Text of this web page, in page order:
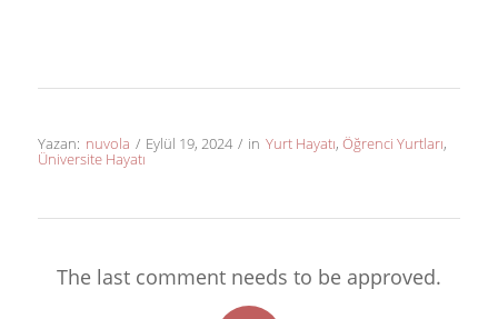
Yazan: nuvola / Eylül 19, 2024 / in Yurt Hayatı, Öğrenci Yurtları,
Üniversite Hayatı
The last comment needs to be approved.